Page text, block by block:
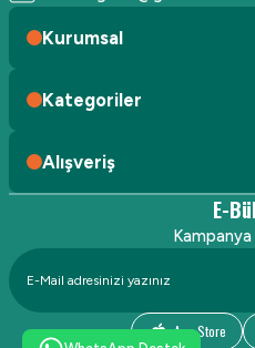
Kurumsal
Kategoriler
Alışveriş
E-
App Store